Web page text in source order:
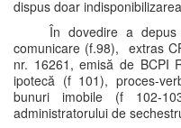
dispus doar
În dovedire a depus
comunicare (f.98), extras
nr. 16261, emisă de BCPI
ipotecă (f 101), proces-
bunuri imobile (f 102-
administratorului de